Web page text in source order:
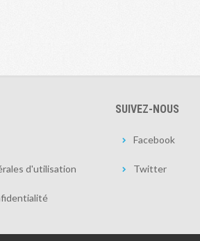
d'utilisation
SUIVEZ-NOUS
Facebook
Twitter